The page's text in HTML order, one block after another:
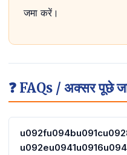
जमा करें।
❓ FAQs / अक्सर पूछे